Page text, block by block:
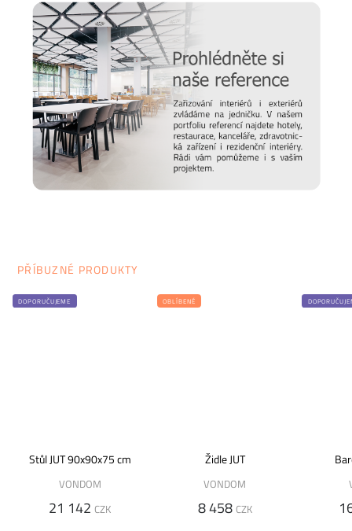
PŘÍBUZNÉ PRODUKTY
DOPORUČUJEME
Stůl JUT 90x90x75 cm
VONDOM
21 142 CZK
OBLÍBENÉ
Židle JUT
VONDOM
8 458 CZK